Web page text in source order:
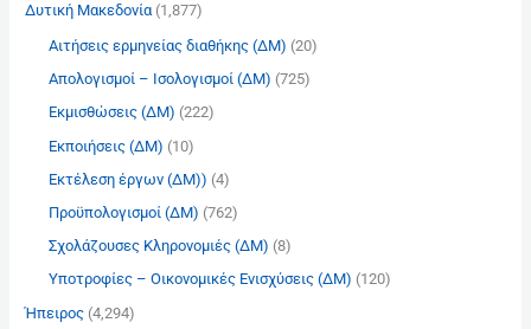
σ
Δυτική Μακεδονία(1,877)
Αιτήσεις ερμηνείας διαθήκης (ΔΜ) (20)
Απολογισμοί – Ισολογισμοί (ΔΜ) (725)
Εκμισθώσεις (ΔΜ) (222)
Εκποιήσεις (ΔΜ) (10)
Εκτέλεση έργων (ΔΜ)) (4)
Προϋπολογισμοί (ΔΜ) (762)
Σχολάζουσες Κληρονομιές (ΔΜ) (8)
Υποτροφίες – Οικονομικές Ενισχύσεις (ΔΜ) (120)
Ήπειρος(4,294)